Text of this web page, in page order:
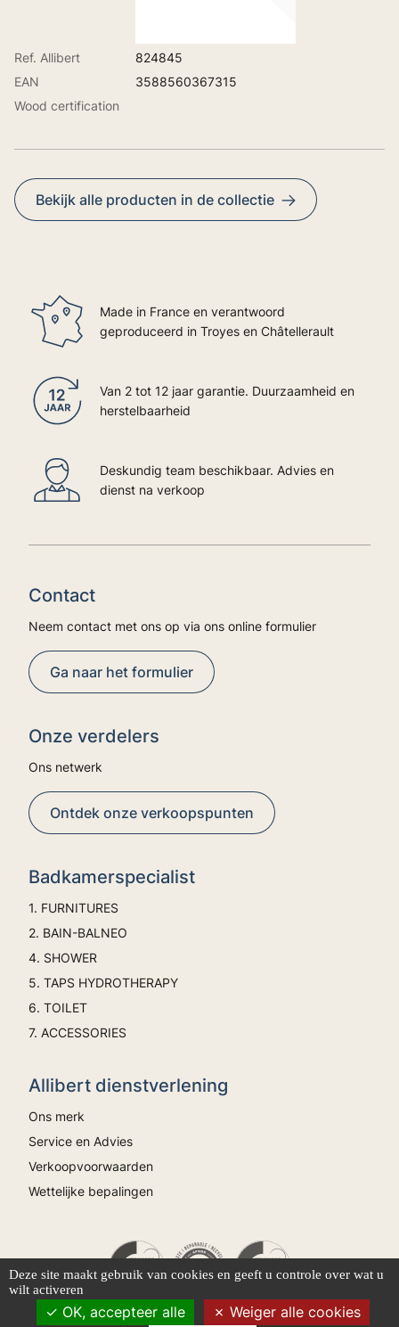
Deze site maakt gebruik van cookies en geeft u controle over wat u
wilt activeren
OK, accepteer alle Weiger alle cookies
Ref. Allibert
824845
EAN
3588560367315
Wood certification
Bekijk alle producten in de collectie
Made in France en verantwoord
geproduceerd in Troyes en Châtellerault
Van 2 tot 12 jaar garantie. Duurzaamheid en
herstelbaarheid
Deskundig team beschikbaar. Advies en
dienst na verkoop
Contact
Neem contact met ons op via ons online formulier
Ga naar het formulier
Onze verdelers
Ons netwerk
Ontdek onze verkoopspunten
Badkamerspecialist
1. FURNITURES
2. BAIN-BALNEO
4. SHOWER
5. TAPS HYDROTHERAPY
6. TOILET
7. ACCESSORIES
Allibert dienstverlening
Ons merk
Service en Advies
Verkoopvoorwaarden
Wettelijke bepalingen
Onze producten worden gegarandeerd met milieukeurmerken.